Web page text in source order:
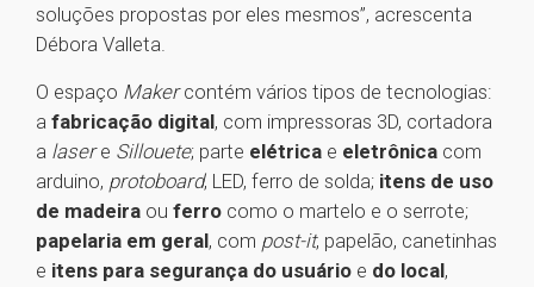
soluções propostas por eles mesmos”, acrescenta
Débora Valleta.
O espaço Makercontém vários tipos de tecnologias:
a fabricação digital, com impressoras 3D, cortadora
a lasere Sillouete; parte elétrica e eletrônica com
arduino, protoboard, LED, ferro de solda; itens de uso
de madeira ou ferro como o martelo e o serrote;
papelaria em geral, com post-it, papelão, canetinhas
e itens para segurança do usuário e do local,